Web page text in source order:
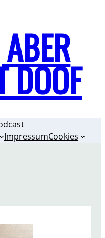
DOOF
ImpressumCookies